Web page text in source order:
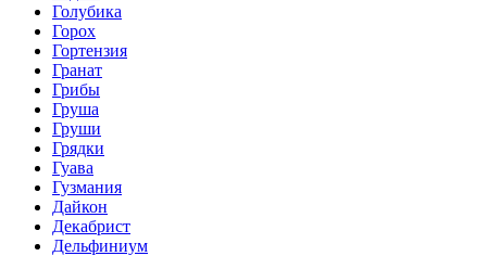
Голубика
Горох
Гортензия
Гранат
Грибы
Груша
Груши
Грядки
Гуава
Гузмания
Дайкон
Декабрист
Дельфиниум